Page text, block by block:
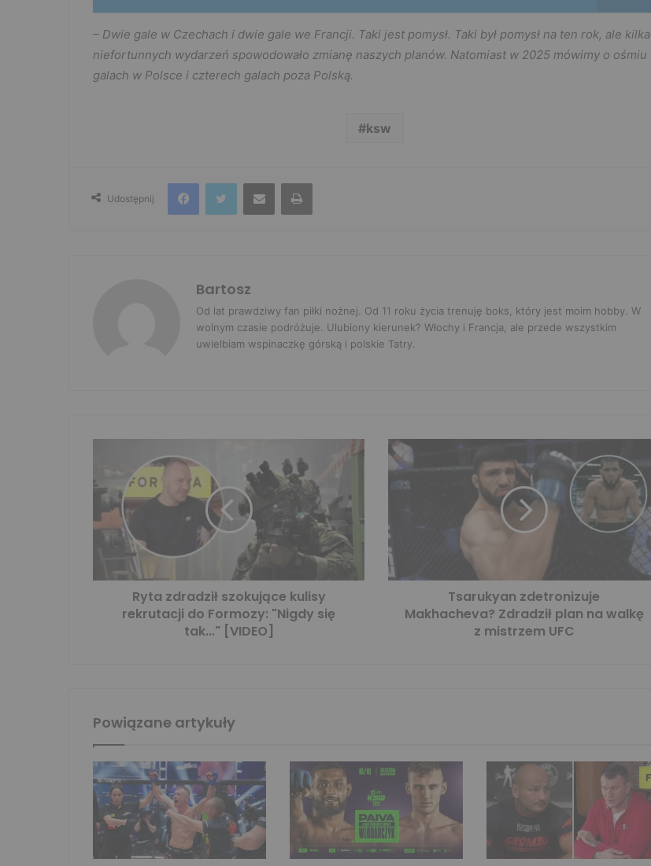
– Dwie gale w Czechach i dwie gale we Francji. Taki jest pomysł. Taki był pomysł na ten rok, ale kilka
niefortunnych wydarzeń spowodowało zmianę naszych planów. Natomiast w 2025 mówimy o ośmiu
galach w Polsce i czterech galach poza Polską.
ksw
Udostępnij
FacebookTwitter Udostępnij przez e-mail Drukuj
Bartosz
Od lat prawdziwy fan piłki nożnej. Od 11 roku życia trenuję boks, który jest moim hobby. W
wolnym czasie podróżuje. Ulubiony kierunek? Włochy i Francja, ale przede wszystkim
uwielbiam wspinaczkę górską i polskie Tatry.
Ryta zdradził szokujące kulisy
rekrutacji do Formozy: "Nigdy się
tak..." [VIDEO]
Tsarukyan zdetronizuje
Makhacheva? Zdradził plan na walkę
z mistrzem UFC
Powiązane artykuły